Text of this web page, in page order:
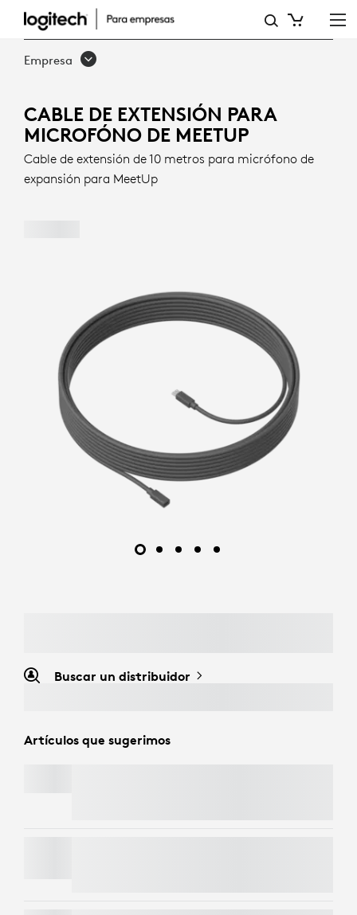
CABLE
DE
DE
MICRÓFONO
PARA
MEETUP
Empresa
CABLE DE EXTENSIÓN PARA
MICROFÓNO DE MEETUP
Cable de extensión de 10 metros para micrófono de
expansión para MeetUp
Buscar un distribuidor
Artículos que sugerimos